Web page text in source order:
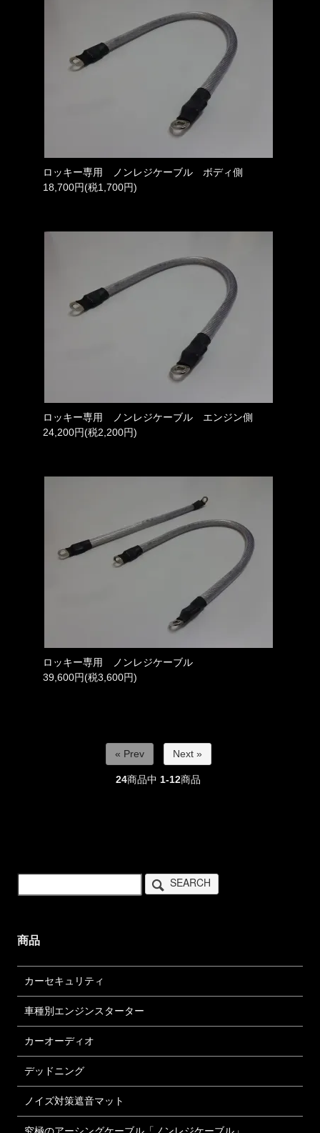
ロッキー専用 ノンレジケーブル ボディ側
18,700円(税1,700円)
ロッキー専用 ノンレジケーブル エンジン側
24,200円(税2,200円)
ロッキー専用 ノンレジケーブル
39,600円(税3,600円)
« Prev Next »
24商品中 1-12商品
SEARCH
商品
カーセキュリティ
車種別エンジンスターター
カーオーディオ
デッドニング
ノイズ対策遮音マット